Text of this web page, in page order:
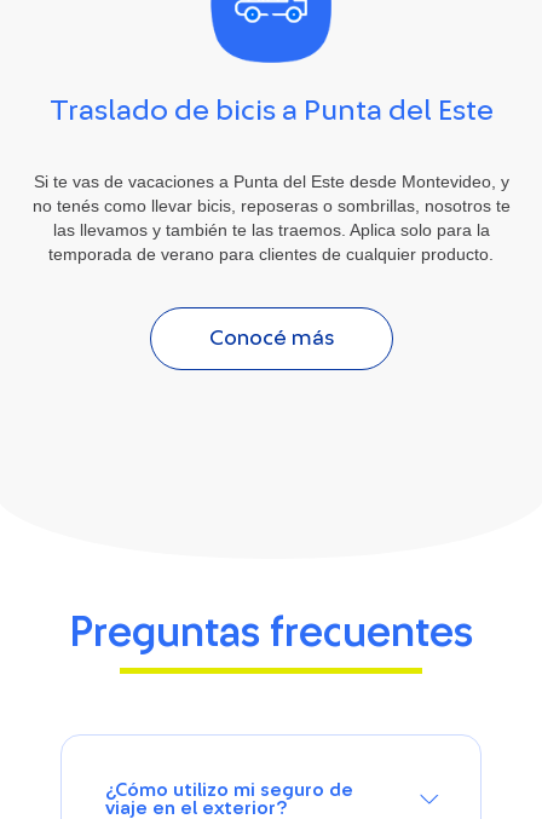
Traslado de bicis a Punta del Este
Si te vas de vacaciones a Punta del Este desde Montevideo, y
no tenés como llevar bicis, reposeras o sombrillas, nosotros te
las llevamos y también te las traemos. Aplica solo para la
temporada de verano para clientes de cualquier producto.
Conocé más
Preguntas frecuentes
¿Cómo utilizo mi seguro de
viaje en el exterior?